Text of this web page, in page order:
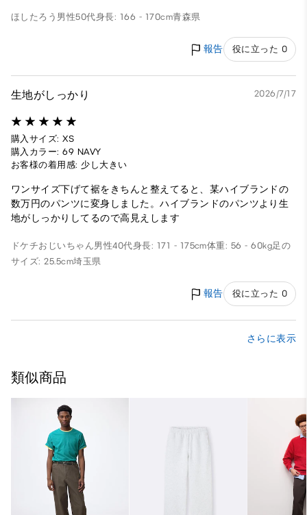
ほしたろう 男性50代身長: 166 - 170cm青森県
報告 役に立った 0
生地がしっかり 2026/7/17
購入サイズ: XS
購入カラー: 69 NAVY
お客様の着用感: 少し大きい
ワンサイズ下げて裾をきちんと整えてると、某ハイブランドの
数万円のパンツに変身しました。ハイブランドのパンツより生
地がしっかりしてるので高見えします
ドケチおじいちゃん男性40代身長: 171 - 175cm体重: 56 - 60kg足の
サイズ: 25.5cm埼玉県
報告 役に立った 0
さらに表示
類似商品